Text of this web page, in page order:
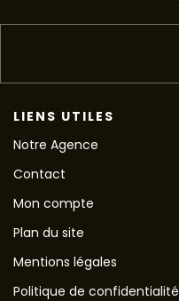
LIENS UTILES
Notre Agence
Contact
Mon compte
Plan du site
Mentions légales
Politique de confidentialité